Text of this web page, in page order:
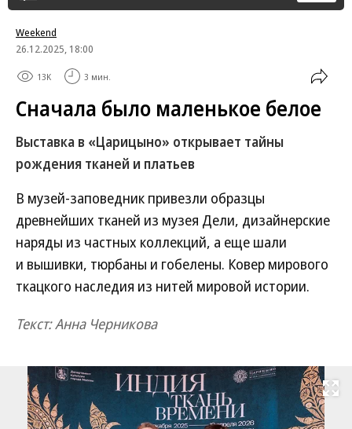
Weekend
26.12.2025, 18:00
13K 3 мин.
Сначала было маленькое белое
Выставка в «Царицыно» открывает тайны
рождения тканей и платьев
В музей-заповедник привезли образцы
древнейших тканей из музея Дели, дизайнерские
наряды из частных коллекций, а еще шали
и вышивки, тюрбаны и гобелены. Ковер мирового
ткацкого наследия из нитей мировой истории.
Текст: Анна Черникова
Развернуть